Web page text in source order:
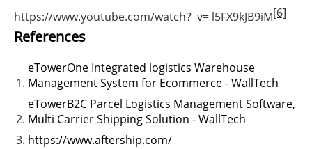
https://www.youtube.com/watch？v= l5FX9kJB9iM[6]
References
eTowerOne Integrated logistics Warehouse
Management System for Ecommerce - WallTech
eTowerB2C Parcel Logistics Management Software,
Multi Carrier Shipping Solution - WallTech
https://www.aftership.com/